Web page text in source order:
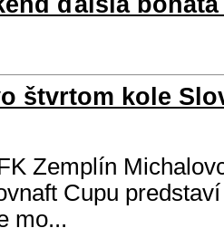
štvrtom kole
Zemplín
Cupu
mo...